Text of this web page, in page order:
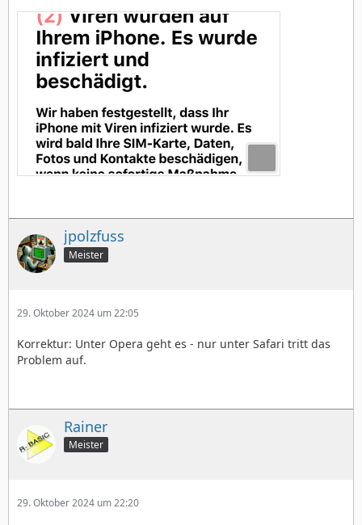
jpolzfuss
Meister
29. Oktober 2024 um 22:05
Korrektur: Unter Opera geht es - nur unter Safari tritt das
Problem auf.
Rainer
Meister
29. Oktober 2024 um 22:20